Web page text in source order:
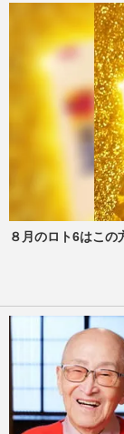
８月のロト6はこ